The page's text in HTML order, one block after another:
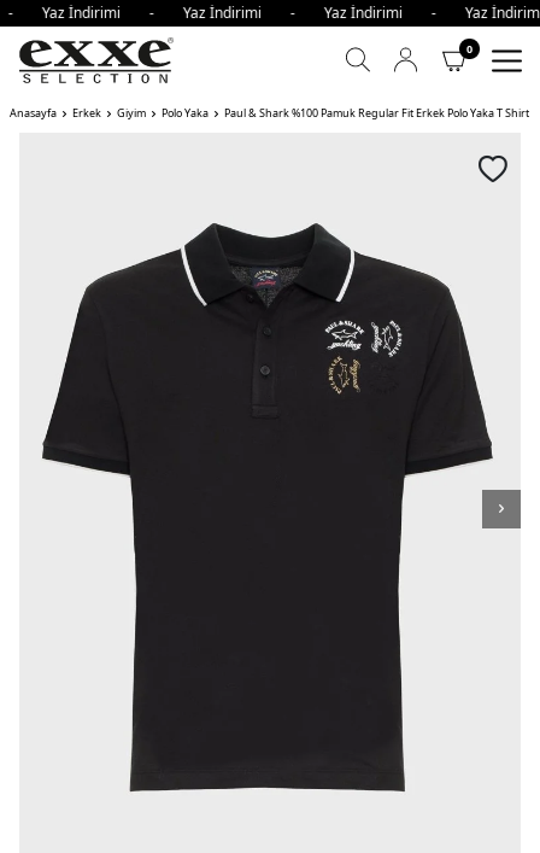
Yaz İndirimi - Yaz İndirimi - Yaz İndirimi - Yaz
0
Anasayfa Erkek Giyim Polo Yaka Paul & Shark %100 Pamuk Regular Fit Erkek Polo Yaka T Shirt